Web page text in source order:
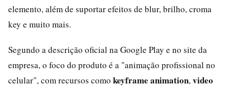
elemento, além de suportar efeitos de blur, brilho, croma
key e muito mais.
Segundo a descrição oficial na Google Play e no site da
empresa, o foco do produto é a "animação profissional no
celular", com recursos como keyframe animation, video